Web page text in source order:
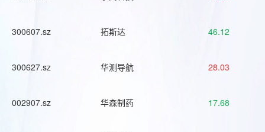
300607.sz 拓斯达 46.12
300627.sz 华测导航 28.03
002907.sz 华森制药 17.68